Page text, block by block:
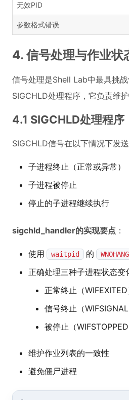
无效PID
参数格式错误
4. 信号处理与作业状
信号处理是Shell Lab中最具挑
SIGCHLD处理程序，它负责维
4.1 SIGCHLD处理程序
SIGCHLD信号在以下情况下发
子进程终止（正常或异常）
子进程被停止
停止的子进程继续执行
sigchld_handler的实现要点 ：
使用 waitpid 的
正确处理三种子进程状态变
正常终止（WIFEXITED
信号终止（
被停止（WIFSTOPPED
维护作业列表的一致性
避免僵尸进程